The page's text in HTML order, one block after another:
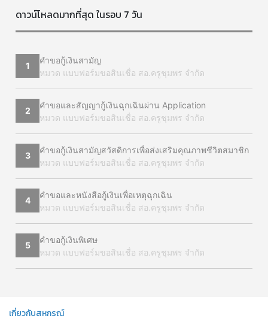
ดาวน์โหลดมากที่สุด ในรอบ 7 วัน
1
คำขอกู้เงินสามัญ
หมวด แบบฟอร์มขอสินเชื่อ สอ.ครูชุมพร จำกัด
2
คำขอและสัญญากู้เงินฉุกเฉินผ่าน Application
หมวด แบบฟอร์มขอสินเชื่อ สอ.ครูชุมพร จำกัด
3
คำขอกู้เงินสามัญสวัสดิการเพื่อส่งเสริมคุณภาพชีวิตสมาชิก
หมวด แบบฟอร์มขอสินเชื่อ สอ.ครูชุมพร จำกัด
4
คำขอและหนังสือกู้เงินเพื่อเหตุฉุกเฉิน
หมวด แบบฟอร์มขอสินเชื่อ สอ.ครูชุมพร จำกัด
5
คำขอกู้เงินพิเศษ
หมวด แบบฟอร์มขอสินเชื่อ สอ.ครูชุมพร จำกัด
เกี่ยวกับสหกรณ์